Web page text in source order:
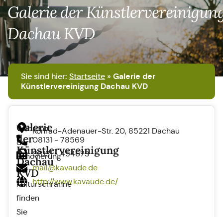
Sie sind hier: Startseite » Galerie der
Künstlervereinigung Dachau KVD
Galerie der
Dachau KVD
Galerie
der
Künstlervereinigung
Dachau
KVD
Während
der
Renovierung
der
Kulturschranne
finden
Sie
Konrad-Adenauer-Str. 20, 85221 Dachau
08131 - 78569
08131 - 454673
mail@kavaude.de
http://www.kavaude.de/